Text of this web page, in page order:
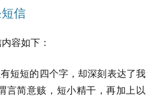
信
容如下：
短短的四个字，却深刻表达了我
言简意赅，短小精干，再加上以